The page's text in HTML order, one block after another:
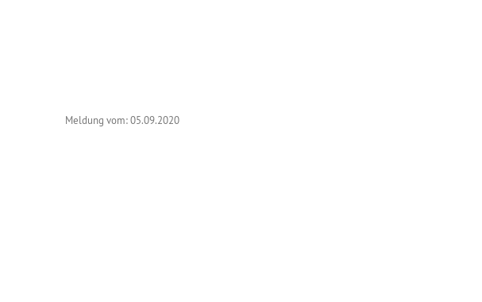
Meldung vom: 05.09.2020